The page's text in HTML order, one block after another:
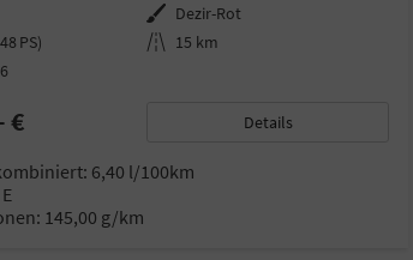
Außenfarbe Dezir-Rot
PS) Kilometerstand 15 km
€ Details
6,40 l/100km
E
145,00 g/km